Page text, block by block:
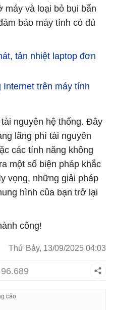
máy và loại bỏ bụi bẩn
bảo máy tính có đủ
tản nhiệt laptop đơn
trên máy tính
nguyên hệ thống. Đây
lãng phí tài nguyên
các tính năng không
một số biện pháp khắc
vọng, những giải pháp
hình của bạn trở lại
công!
Thứ Bảy, 13/09/2025 04:03
96.689